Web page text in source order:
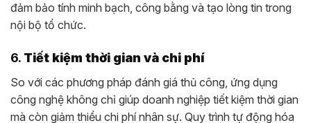
đảm bảo tính minh bạch, công bằng và tạo lòng tin trong
nội bộ tổ chức.
6. Tiết kiệm thời gian và chi phí
So với các phương pháp đánh giá thủ công, ứng dụng
công nghệ không chỉ giúp doanh nghiệp tiết kiệm thời gian
mà còn giảm thiểu chi phí nhân sự. Quy trình tự động hóa